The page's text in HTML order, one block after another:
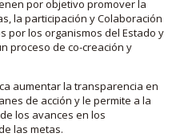
por objetivo promover la
la participación y Colaboración
por los organismos del Estado y
proceso de co-creación y
aumentar la transparencia en
de acción y le permite a la
los avances en los
las metas.